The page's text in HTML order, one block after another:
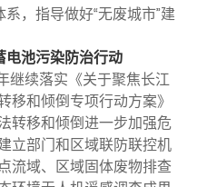
，指导做好“无废城市”建
池污染防治行动
继续落实《关于聚焦长江
移和倾倒专项行动方案》
转移和倾倒进一步加强危
立部门和区域联防联控机
流域、区域固体废物排查